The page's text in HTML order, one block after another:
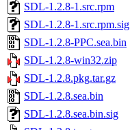
SDL-1.2.8-1.src.rpm
SDL-1.2.8-1.src.rpm.sig
SDL-1.2.8-PPC.sea.bin
SDL-1.2.8-win32.zip
SDL-1.2.8.pkg.tar.gz
SDL-1.2.8.sea.bin
SDL-1.2.8.sea.bin.sig